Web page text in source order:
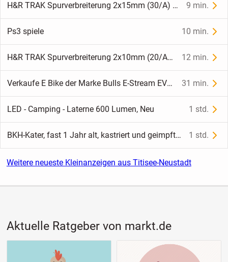
H&R TRAK Spurverbreiterung 2x15mm (30/A) inkl. ABE 75726-15 9 min.
Ps3 spiele 10 min.
H&R TRAK Spurverbreiterung 2x10mm (20/A) inkl. ABE 75726-10 12 min.
Verkaufe E Bike der Marke Bulls E-Stream EVO TR1 27,5 31 min.
LED - Camping - Laterne 600 Lumen, Neu 1 std.
BKH-Kater, fast 1 Jahr alt, kastriert und geimpft – sucht ein neues Zuhause 1 std.
Weitere neueste Kleinanzeigen aus Titisee-Neustadt
Aktuelle Ratgeber von markt.de